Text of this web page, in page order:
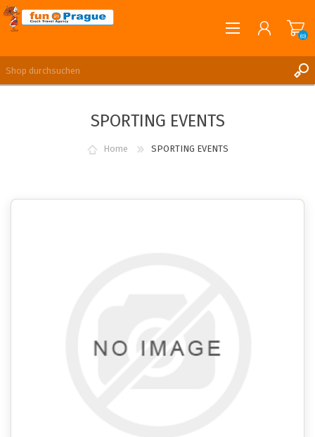
(0)
SPORTING EVENTS
Home SPORTING EVENTS